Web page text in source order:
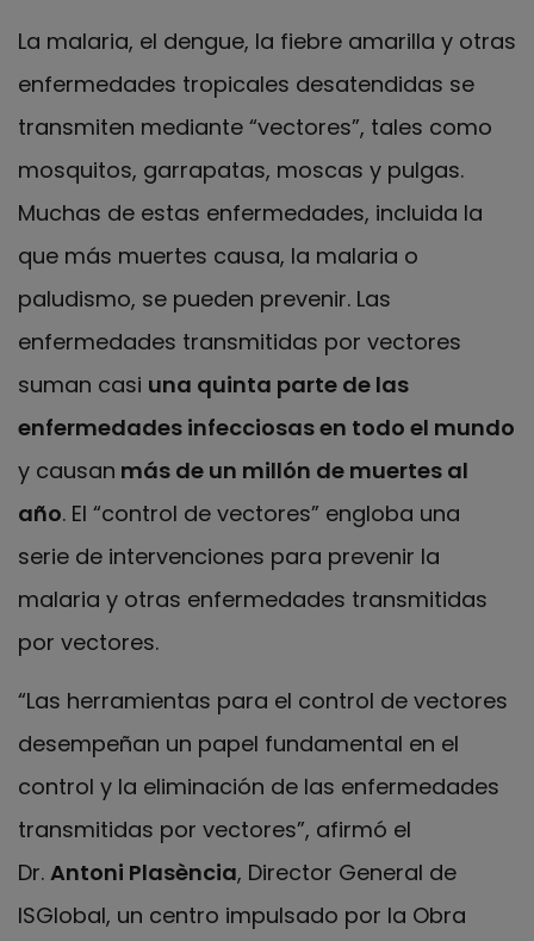
La malaria, el dengue, la fiebre amarilla y otras
enfermedades tropicales desatendidas se
transmiten mediante “vectores”, tales como
mosquitos, garrapatas, moscas y pulgas.
Muchas de estas enfermedades, incluida la
que más muertes causa, la malaria o
paludismo, se pueden prevenir. Las
enfermedades transmitidas por vectores
suman casi una quinta parte de las
enfermedades infecciosas en todo el mundo
y causan más de un millón de muertes al
año. El “control de vectores” engloba una
serie de intervenciones para prevenir la
malaria y otras enfermedades transmitidas
por vectores.
“Las herramientas para el control de vectores
desempeñan un papel fundamental en el
control y la eliminación de las enfermedades
transmitidas por vectores”, afirmó el
Dr. Antoni Plasència, Director General de
ISGlobal, un centro impulsado por la Obra